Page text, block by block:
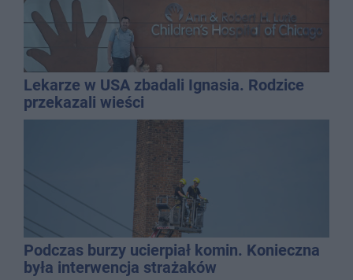
Lekarze w USA zbadali Ignasia. Rodzice
przekazali wieści
Podczas burzy ucierpiał komin. Konieczna
była interwencja strażaków